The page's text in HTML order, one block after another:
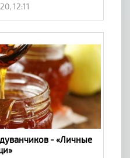
12:11
- «Личные